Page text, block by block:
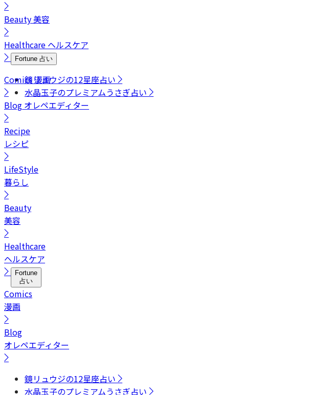
Beauty美容
Healthcare ヘルスケア
Fortune 占い
鏡リュウジの12星座占い
水晶玉子のプレミアムうさぎ占い
Comics漫画
Blog オレペエディター
Recipe
レシピ
LifeStyle
暮らし
Beauty
美容
Healthcare
ヘルスケア
Fortune
占い
Comics
漫画
Blog
オレペエディター
鏡リュウジの12星座占い
水晶玉子のプレミアムうさぎ占い